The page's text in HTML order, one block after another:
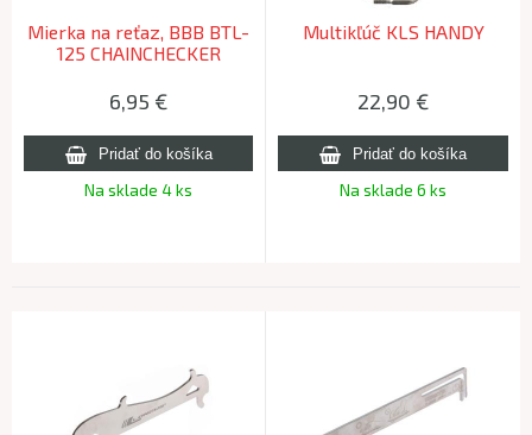
Mierka na reťaz, BBB BTL-
125 CHAINCHECKER
6,95 €
Na sklade 4 ks
Multikľúč KLS HANDY
22,90 €
Na sklade 6 ks